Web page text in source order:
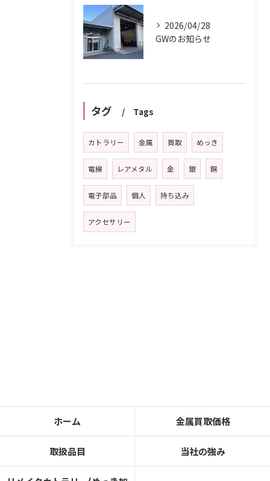
2026/04/28
GWのお知らせ
タグ Tags
カトラリー 金属 買取 めっき
電線 レアメタル 金 銀 銅
電子部品 個人 持ち込み
アクセサリー
ホーム 金属買取価格
取扱品目 当社の強み